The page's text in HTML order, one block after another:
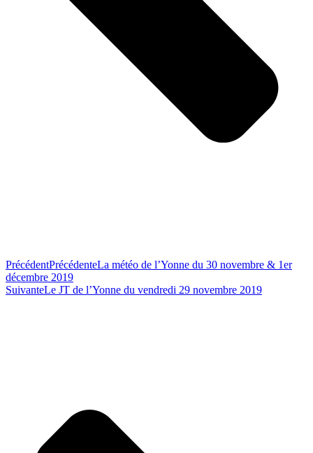
PrécédentPrécédenteLa météo de l’Yonne du 30 novembre & 1er
décembre 2019
SuivanteLe JT de l’Yonne du vendredi 29 novembre 2019